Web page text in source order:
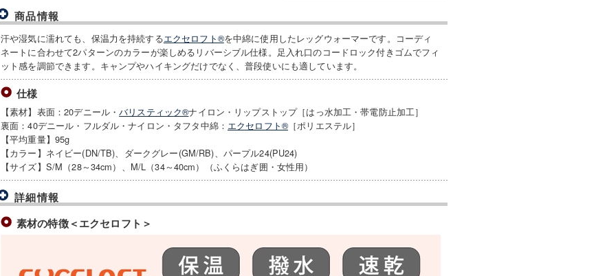
商品情報
汗や湿気に濡れても、保温力を持続するエクセロフト®を中綿に使用したレッグウォーマーです。コーディ
ネートに合わせて2パターンのカラーが楽しめるリバーシブル仕様。足入れ口のコードロック付きゴムでフィ
ット感を調節できます。キャンプやハイキングだけでなく、普段使いにも適しています。
仕様
【素材】表面：20デニール・バリスティック®ナイロン・リップストップ［はっ水加工・帯電防止加工］
裏面：40デニール・フルダル・ナイロン・タフタ中綿： エクセロフト®［ポリエステル］
【平均重量】95g
【カラー】ネイビー(DN/TB)、ダークグレー(GM/RB)、パープル24(PU24)
【サイズ】S/M（28～34cm）、M/L（34～40cm）（ふくらはぎ囲・女性用）
詳細情報
素材の特徴＜エクセロフト＞